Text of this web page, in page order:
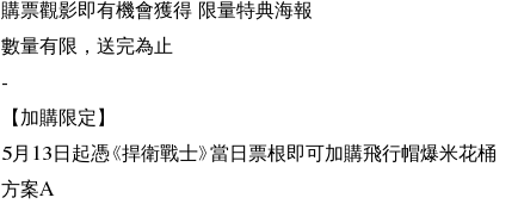
購票觀影即有機會獲得 限量特典海報
數量有限，送完為止
-
【加購限定】
5月13日起憑《捍衛戰士》當日票根即可加購飛行帽爆米花桶
方案A